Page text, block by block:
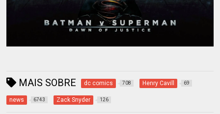
MAIS SOBRE dc comics 708 Henry Cavill 69
news 6743 Zack Snyder 126